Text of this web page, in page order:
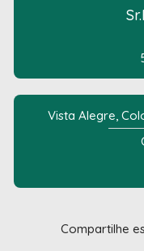
Vista Alegre,
Compartilhe